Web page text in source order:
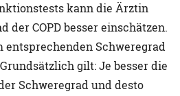
kann die Ärztin
der COPD besser einschätzen.
entsprechenden Schweregrad
gilt: Je besser die
Schweregrad und desto